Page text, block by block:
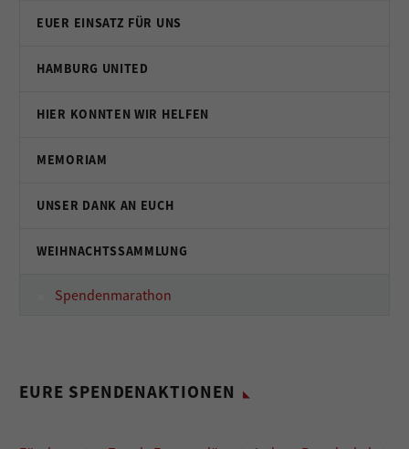
EUER EINSATZ FÜR UNS
HAMBURG UNITED
HIER KONNTEN WIR HELFEN
MEMORIAM
UNSER DANK AN EUCH
WEIHNACHTSSAMMLUNG
Spendenmarathon
EURE SPENDENAKTIONEN